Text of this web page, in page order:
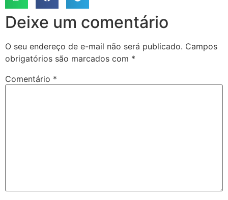
Deixe um comentário
O seu endereço de e-mail não será publicado. Campos
obrigatórios são marcados com *
Comentário *